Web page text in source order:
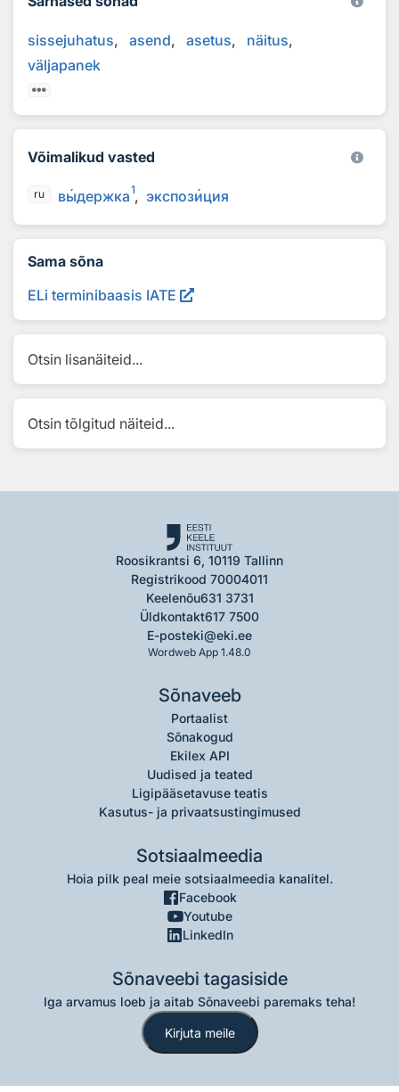
sissejuhatus asend asetus
näitus
väljapanek
Võimalikud vasted
ru выдержка1 экспозиция
Sama sõna
ELi terminibaasis IATE
Otsin lisanäiteid...
Otsin tõlgitud näiteid...
Roosikrantsi 6, 10119 Tallinn
Registrikood 70004011
Keelenõu631 3731
Üldkontakt617 7500
E-posteki@eki.ee
Wordweb App 1.48.0
Sõnaveeb
Portaalist
Sõnakogud
Ekilex API
Uudised ja teated
Ligipääsetavuse teatis
Kasutus- ja privaatsustingimused
Sotsiaalmeedia
Hoia pilk peal meie sotsiaalmeedia kanalitel.
Facebook
Youtube
LinkedIn
Sõnaveebi tagasiside
Iga arvamus loeb ja aitab Sõnaveebi paremaks teha!
Kirjuta meile